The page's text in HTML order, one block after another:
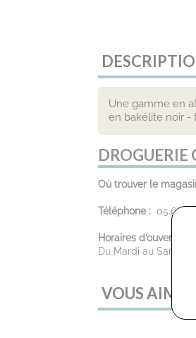
Une gamme en
en bakélite noir -
DROGUERIE
Où trouver le
Téléphone :
Horaires d’ouverture :
Du Mardi au Samedi
VOUS